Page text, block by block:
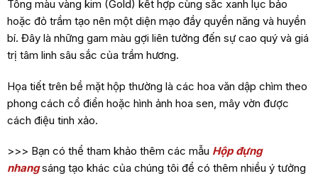
Tông màu vàng kim (Gold) kết hợp cùng sắc xanh lục bảo
hoặc đỏ trầm tạo nên một diện mạo đầy quyền năng và huyền
bí. Đây là những gam màu gợi liên tưởng đến sự cao quý và giá
trị tâm linh sâu sắc của trầm hương.
Họa tiết trên bề mặt hộp thường là các hoa văn dập chìm theo
phong cách cổ điển hoặc hình ảnh hoa sen, mây vờn được
cách điệu tinh xảo.
>>> Bạn có thể tham khảo thêm các mẫu Hộp đựng
nhangsáng tạo khác của chúng tôi để có thêm nhiều ý tưởng